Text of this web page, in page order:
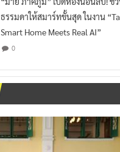
ธรรมดาให้สมาร์ทขั้นสุด ในงาน
Smart Home Meets Real AI”
0